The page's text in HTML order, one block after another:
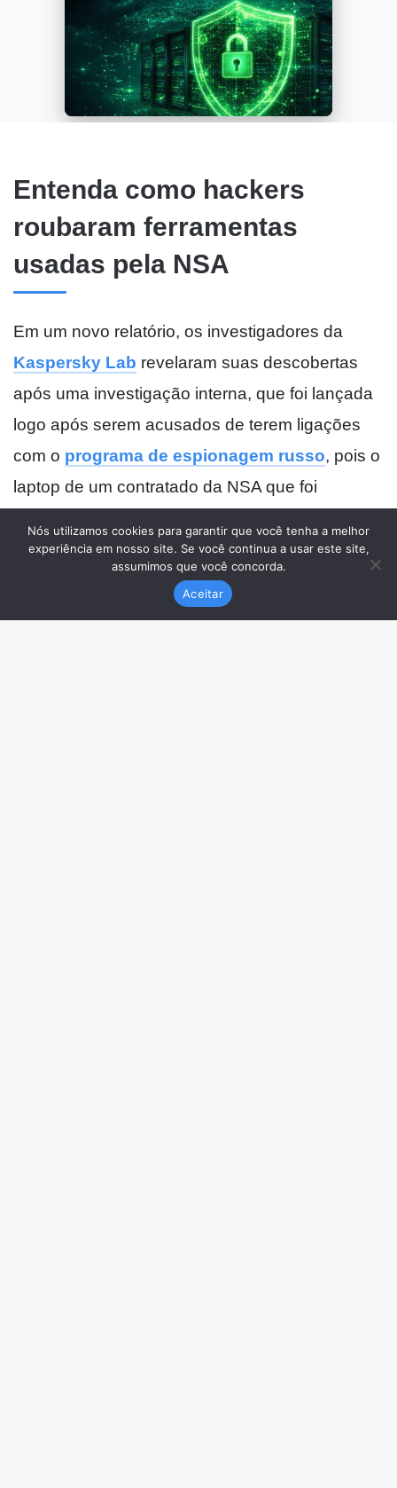
Nós utilizamos cookies para garantir que você tenha a melhor
experiência em nosso site. Se você continua a usar este site,
assumimos que você concorda.
Aceitar